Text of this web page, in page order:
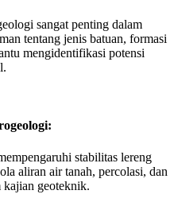
sangat penting dalam
tentang jenis batuan, formasi
mengidentifikasi potensi
stabilitas lereng
aliran air tanah, percolasi, dan
kajian geoteknik.